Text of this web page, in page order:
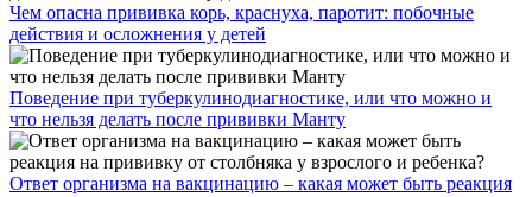
Чем опасна прививка корь, краснуха, паротит: побочные
действия и осложнения у детей
Поведение при туберкулинодиагностике, или что можно и
что нельзя делать после прививки Манту
Ответ организма на вакцинацию – какая может быть реакция